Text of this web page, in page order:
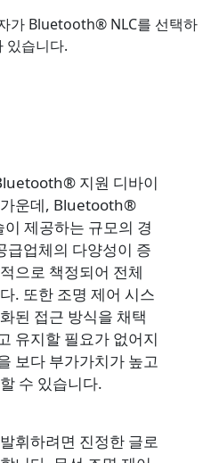
가 Bluetooth® NLC를 선택하
있습니다.
지원 디바이
가운데, Bluetooth®
제공하는 규모의 경
급업체의 다양성이 증
으로 책정되어 전체
. 또한 조명 제어 시스
된 접근 방식을 채택
유지할 필요가 없어지
보다 부가가치가 높고
수 있습니다.
휘하려면 진정한 글로